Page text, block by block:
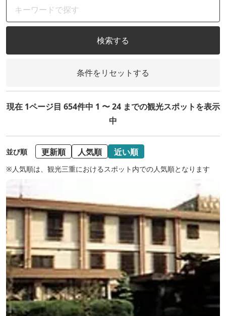
検索する
条件をリセットする
現在 1ページ目 654件中 1 〜 24 までの観光スポットを表示
中
並び順 更新順 人気順 近い順
※人気順は、観光三重におけるスポット内での人気順となります